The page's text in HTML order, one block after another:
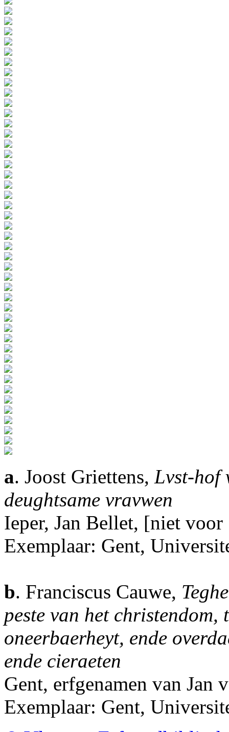
a. Joost Griettens, Lvst-hof
deughtsame vravwen
Ieper, Jan Bellet, [niet
Exemplaar: Gent,
b. Franciscus Cauwe,
peste van het christendom,
oneerbaerheyt, ende
ende cieraeten
Gent, erfgenamen van Jan
Exemplaar: Gent,